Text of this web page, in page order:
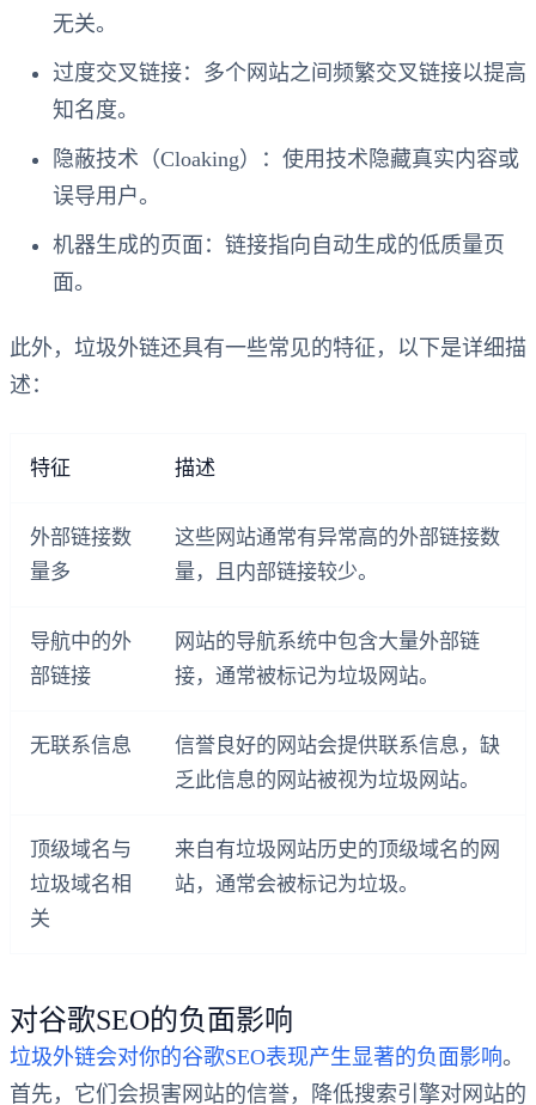
无关。
过度交叉链接：多个网站之间频繁交叉链接以提高
知名度。
隐蔽技术（Cloaking）：使用技术隐藏真实内容或
误导用户。
机器生成的页面：链接指向自动生成的低质量页
面。
此外，垃圾外链还具有一些常见的特征，以下是详细描
述：
特征 描述
外部链接数
量多
这些网站通常有异常高的外部链接数
量，且内部链接较少。
导航中的外
部链接
网站的导航系统中包含大量外部链
接，通常被标记为垃圾网站。
无联系信息
信誉良好的网站会提供联系信息，缺
乏此信息的网站被视为垃圾网站。
顶级域名与
垃圾域名相
关
来自有垃圾网站历史的顶级域名的网
站，通常会被标记为垃圾。
对谷歌SEO的负面影响
垃圾外链会对你的谷歌SEO表现产生显著的负面影响。
首先，它们会损害网站的信誉，降低搜索引擎对网站的